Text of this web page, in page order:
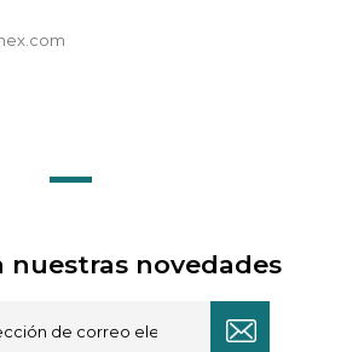
nuestras novedades